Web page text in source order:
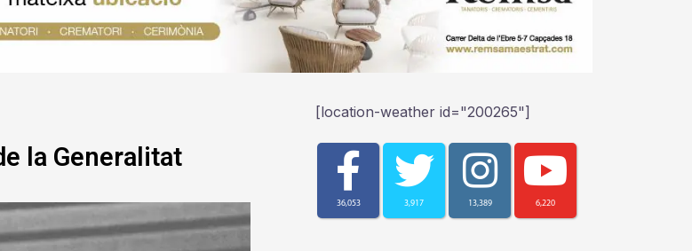
la Generalitat
[location-weather id="200265"]
36,053 3,917 13,389 6,220